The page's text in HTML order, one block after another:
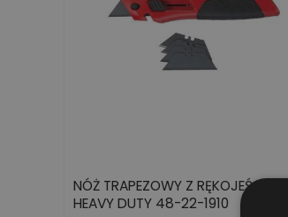
NÓŻ TRAPEZOWY Z RĘKOJEŚCIĄ
HEAVY DUTY 48-22-1910